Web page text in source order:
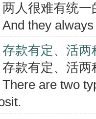
两人很难有统一
And they
存款有定、活两
存款有定、活两
There are two